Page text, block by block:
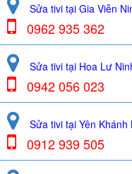
Sửa tivi tại Gia Viễn
0962 935 362
Sửa tivi tại Hoa Lư
0942 056 023
Sửa tivi tại Yên Khánh
0912 939 505